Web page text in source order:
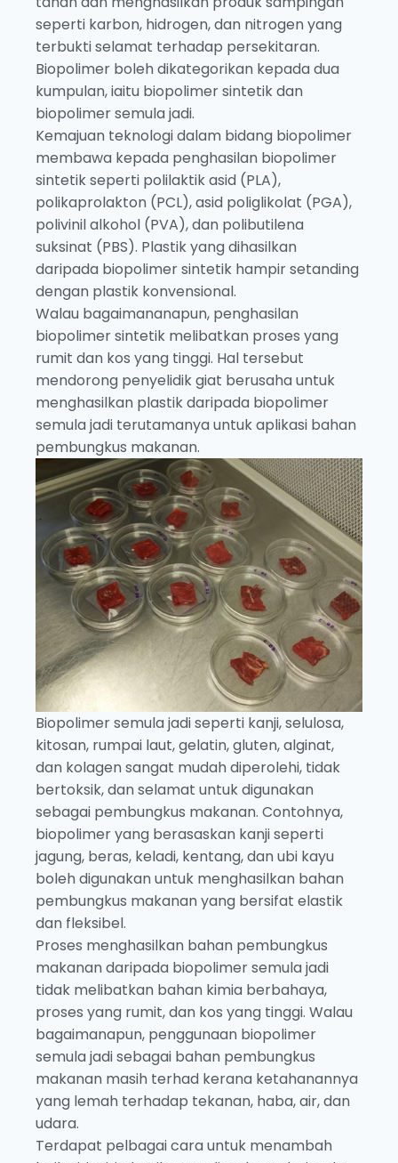
seperti karbon, hidrogen, dan nitrogen yang
terbukti selamat terhadap persekitaran.
Biopolimer boleh dikategorikan kepada dua
kumpulan, iaitu biopolimer sintetik dan
biopolimer semula jadi.
Kemajuan teknologi dalam bidang biopolimer
membawa kepada penghasilan biopolimer
sintetik seperti polilaktik asid (PLA),
polikaprolakton (PCL), asid poliglikolat (PGA),
polivinil alkohol (PVA), dan polibutilena
suksinat (PBS). Plastik yang dihasilkan
daripada biopolimer sintetik hampir setanding
dengan plastik konvensional.
Walau bagaimananapun, penghasilan
biopolimer sintetik melibatkan proses yang
rumit dan kos yang tinggi. Hal tersebut
mendorong penyelidik giat berusaha untuk
menghasilkan plastik daripada biopolimer
semula jadi terutamanya untuk aplikasi bahan
pembungkus makanan.
Biopolimer semula jadi seperti kanji, selulosa,
kitosan, rumpai laut, gelatin, gluten, alginat,
dan kolagen sangat mudah diperolehi, tidak
bertoksik, dan selamat untuk digunakan
sebagai pembungkus makanan. Contohnya,
biopolimer yang berasaskan kanji seperti
jagung, beras, keladi, kentang, dan ubi kayu
boleh digunakan untuk menghasilkan bahan
pembungkus makanan yang bersifat elastik
dan fleksibel.
Proses menghasilkan bahan pembungkus
makanan daripada biopolimer semula jadi
tidak melibatkan bahan kimia berbahaya,
proses yang rumit, dan kos yang tinggi. Walau
bagaimanapun, penggunaan biopolimer
semula jadi sebagai bahan pembungkus
makanan masih terhad kerana ketahanannya
yang lemah terhadap tekanan, haba, air, dan
udara.
Terdapat pelbagai cara untuk menambah